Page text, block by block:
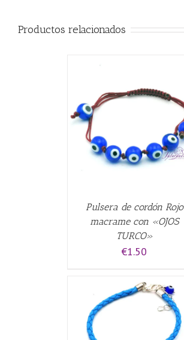
Productos relacionados
Pulsera de cordón Rojo
macrame con «OJOS
TURCO»
€1.50